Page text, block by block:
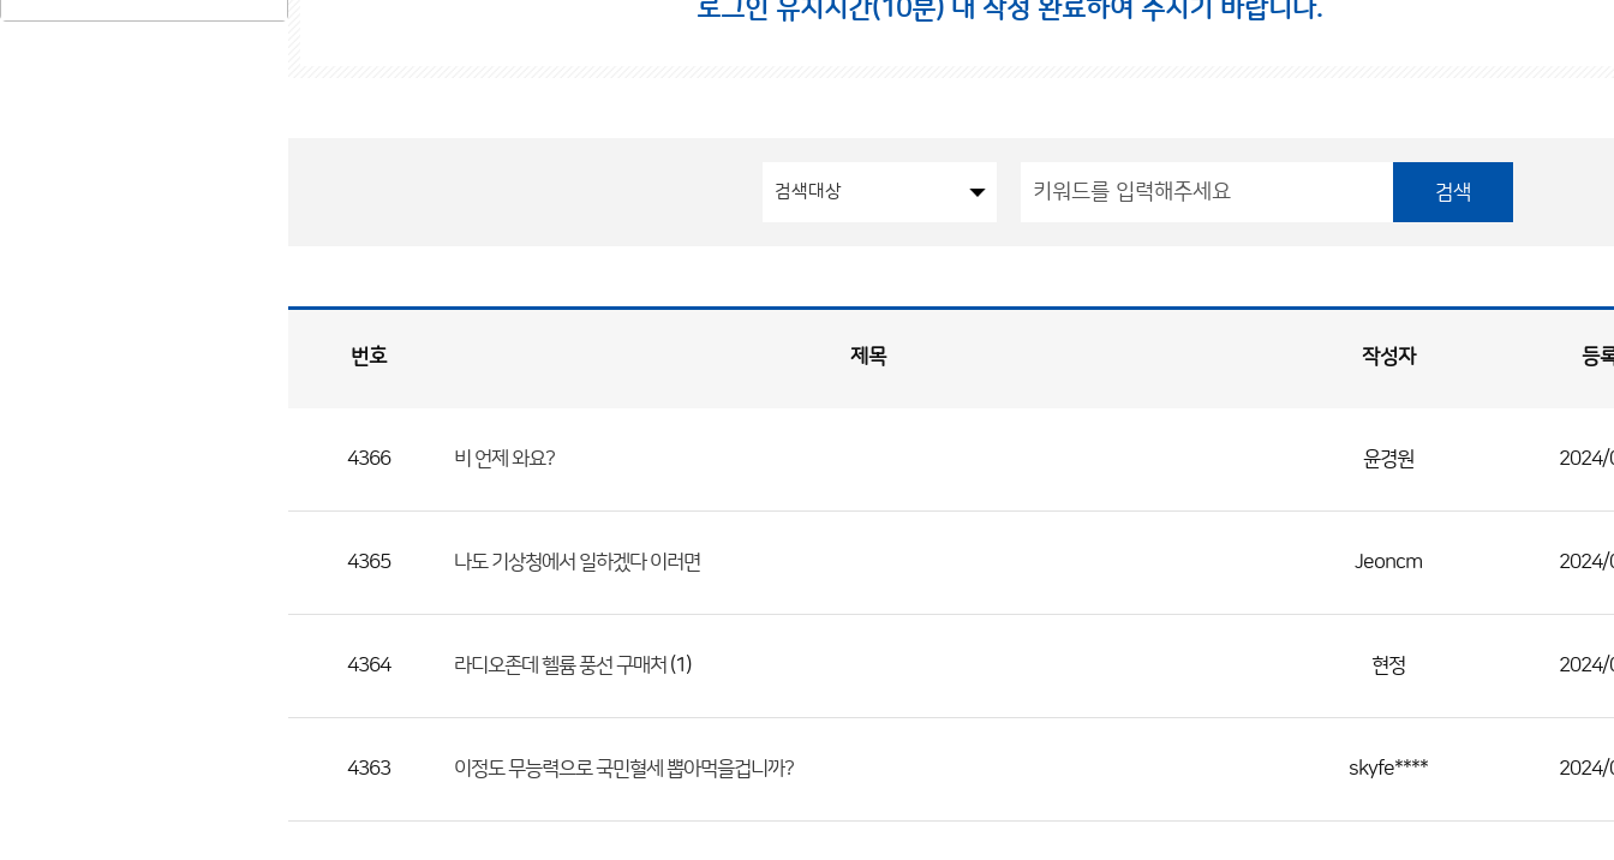
로그인 유지시간(10분) 내 작성 완료하여 주시기 바랍니다.
검색
로
제
번호 제목 작성자 등
4366 비 언제 와요? 윤경원 2024/
4365 나도 기상청에서 일하겠다 이러면 Jeoncm 2024/
4364 라디오존데 헬륨 풍선 구매처 (1) 현정 2024/
4363 이정도 무능력으로 국민혈세 뽑아먹을겁니까? skyfe**** 2024/